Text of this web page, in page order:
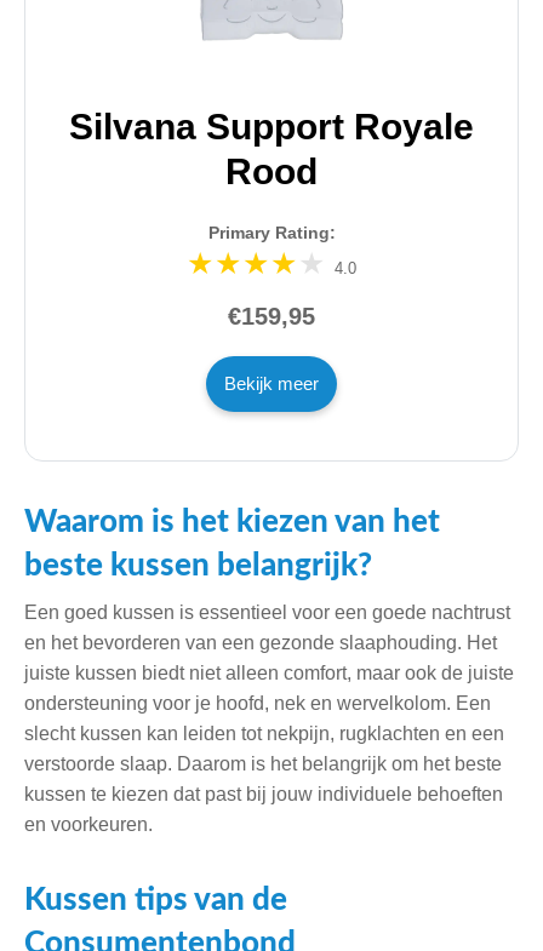
Silvana Support Royale
Rood
Primary Rating:
4.0
€159,95
Bekijk meer
Waarom is het kiezen van het
beste kussen belangrijk?
Een goed kussen is essentieel voor een goede nachtrust
en het bevorderen van een gezonde slaaphouding. Het
juiste kussen biedt niet alleen comfort, maar ook de juiste
ondersteuning voor je hoofd, nek en wervelkolom. Een
slecht kussen kan leiden tot nekpijn, rugklachten en een
verstoorde slaap. Daarom is het belangrijk om het beste
kussen te kiezen dat past bij jouw individuele behoeften
en voorkeuren.
Kussen tips van de
Consumentenbond